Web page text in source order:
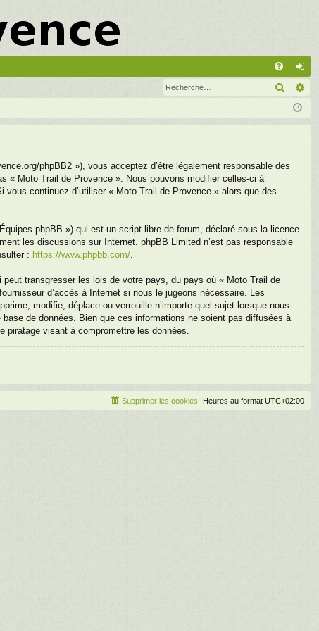
FA on
ne
phpBB2 »), vous acceptez d’être légalement responsable des
« Moto Trail de Provence ». Nous pouvons modifier celles-ci à
continuez d’utiliser « Moto Trail de Provence » alors que des
phpBB ») qui est un script libre de forum, déclaré sous la licence
les discussions sur Internet. phpBB Limited n’est pas responsable
: https://www.phpbb.com/
transgresser les lois de votre pays, du pays où « Moto Trail de
d’accès à Internet si nous le jugeons nécessaire. Les
modifie, déplace ou verrouille n’importe quel sujet lorsque nous
de données. Bien que ces informations ne soient pas diffusées à
visant à compromettre les données.
Heures au format UTC+02:00
Supprimer les cookies